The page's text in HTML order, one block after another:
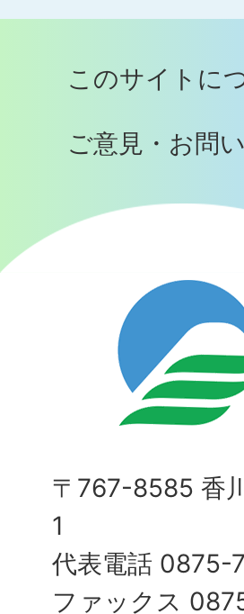
このサイトに
ご意見・お問
〒767-8585 香
1
代表電話
ファックス